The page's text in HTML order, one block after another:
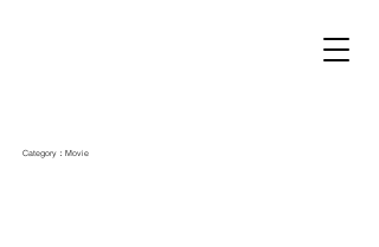
Category：Movie